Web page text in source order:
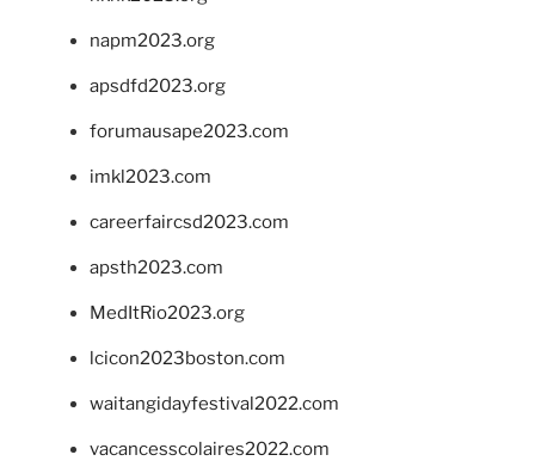
napm2023.org
apsdfd2023.org
forumausape2023.com
imkl2023.com
careerfaircsd2023.com
apsth2023.com
MedItRio2023.org
lcicon2023boston.com
waitangidayfestival2022.com
vacancesscolaires2022.com